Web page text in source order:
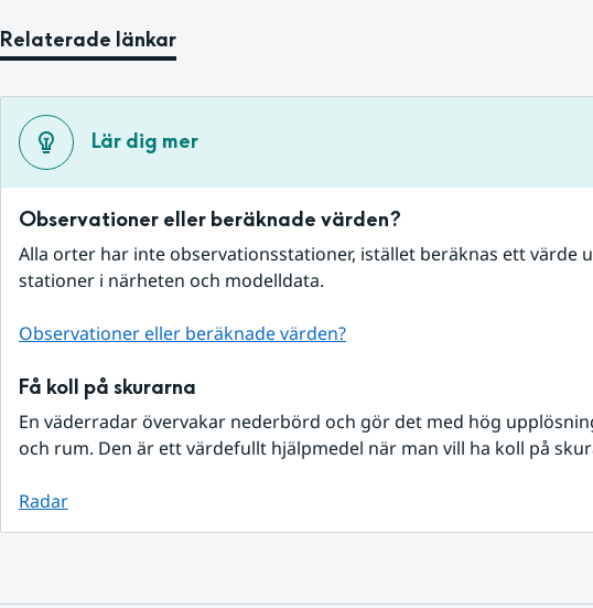
Relaterade länkar
Lär dig mer
Observationer eller beräknade värden?
Alla orter har inte observationsstationer, istället beräknas ett värde
stationer i närheten och modelldata.
Observationer eller beräknade värden?
Få koll på skurarna
En väderradar övervakar nederbörd och gör det med hög
och rum. Den är ett värdefullt hjälpmedel när man vill ha koll på
Radar